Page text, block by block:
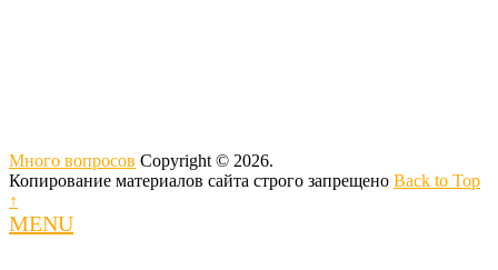
Много вопросов Copyright © 2026.
Копирование материалов сайта строго запрещено Back to Top
↑
MENU